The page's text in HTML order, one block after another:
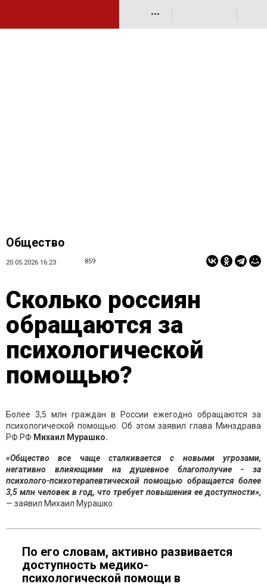
•••
Общество
20.05.2026 16:23 859
Сколько россиян
обращаются за
психологической
помощью?
Более 3,5 млн граждан в России ежегодно обращаются за
психологической помощью. Об этом заявил глава Минздрава
РФ РФ Михаил Мурашко.
«Общество все чаще сталкивается с новыми угрозами,
негативно влияющими на душевное благополучие - за
психолого-психотерапевтической помощью обращается более
3,5 млн человек в год, что требует повышения ее доступности»,
— заявил Михаил Мурашко.
По его словам, активно развивается
доступность медико-
психологической помощи в